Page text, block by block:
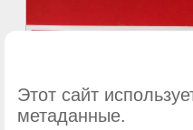
Этот сайт
метаданные.